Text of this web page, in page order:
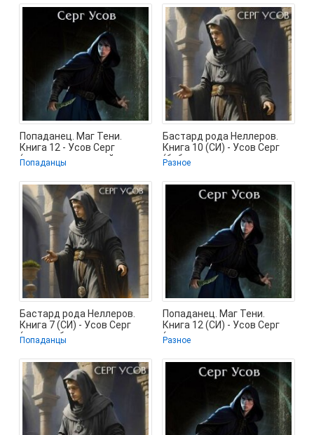
Попаданец. Маг Тени.
Книга 12 - Усов Серг
(читать книгу онлайн
бесплатно
Попаданцы
Бастард рода Неллеров.
Книга 10 (СИ) - Усов Серг
(библиотека книг
Разное
Бастард рода Неллеров.
Книга 7 (СИ) - Усов Серг
(читать бесплатно книги
Попаданцы
Попаданец. Маг Тени.
Книга 12 (СИ) - Усов Серг
(книги хорошего качества
Разное